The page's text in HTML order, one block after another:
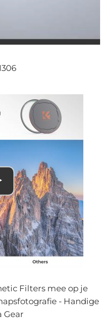
Filters mee op je
- Handige
Gear